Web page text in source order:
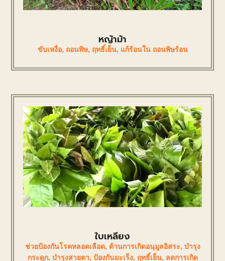
หญ้าม้า
ขับเหงื่อ, ถอนพิษ, ฤทธิ์เย็น, แก้ร้อนใน ถอนพิษร้อน
ใบเหลียง
ช่วยป้องกันโรคหลอดเลือด, ต้านการเกิดอนุมูลอิสระ, บำรุง
กระดูก, บำรุงสายตา, ป้องกันมะเร็ง, ฤทธิ์เย็น, ลดการเกิด